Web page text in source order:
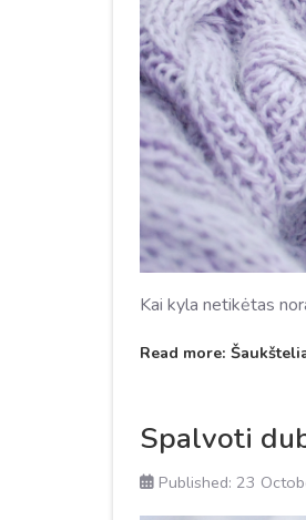
Kai kyla netikėtas
Read more:
Spalvoti
Published: 23